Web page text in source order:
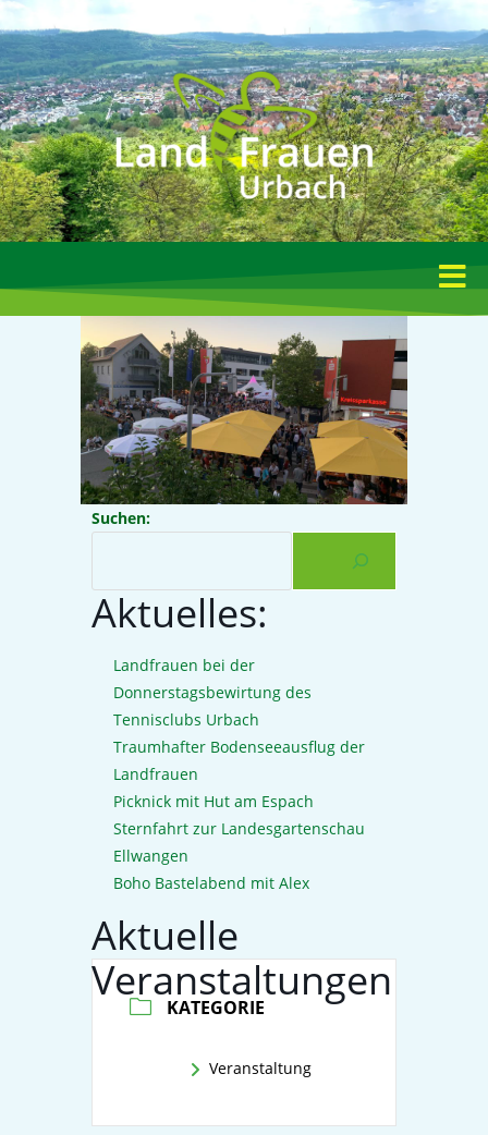
Suchen:
Aktuelles:
Landfrauen bei der
Donnerstagsbewirtung des
Tennisclubs Urbach
Traumhafter Bodenseeausflug der
Landfrauen
Picknick mit Hut am Espach
Sternfahrt zur Landesgartenschau
Ellwangen
Boho Bastelabend mit Alex
Aktuelle
Veranstaltungen
KATEGORIE
Veranstaltung